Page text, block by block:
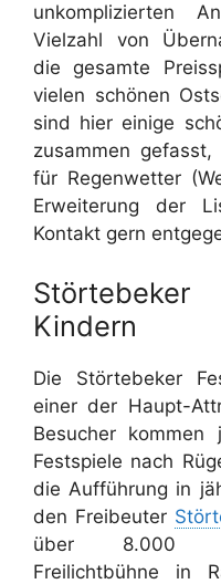
unkomplizierten
Vielzahl von
die gesamte
vielen schönen
sind hier einige
zusammen
für Regenwetter
Erweiterung der
Kontakt gern
Kindern
Die Störtebeker
einer der Haupt-
Besucher
Festspiele nach
die Aufführung in
den Freibeuter
über 8.000
Freilichtbühne in